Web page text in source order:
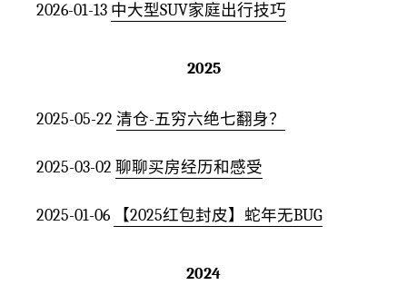
2026-01-13 中大型SUV家庭出行技巧
2025
2025-05-22 清仓-五穷六绝七翻身？
2025-03-02 聊聊买房经历和感受
2025-01-06 【2025红包封皮】蛇年无BUG
2024